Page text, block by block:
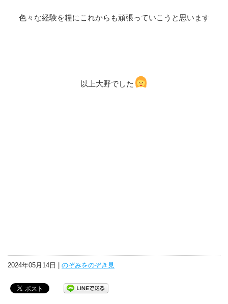
色々な経験を糧にこれからも頑張っていこうと思います
以上大野でした
2024年05月14日 | のぞみをのぞき見